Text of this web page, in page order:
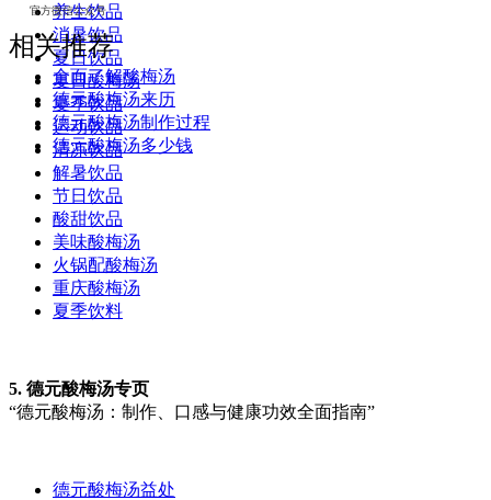
养生饮品
消暑饮品
夏日饮品
夏日酸梅汤
夏季饮品
运动饮品
清凉饮品
解暑饮品
节日饮品
酸甜饮品
美味酸梅汤
火锅配酸梅汤
重庆酸梅汤
夏季饮料
5. 德元酸梅汤专页
“德元酸梅汤：制作、口感与健康功效全面指南”
德元酸梅汤益处
官方微信公众号
相关推荐
全面了解酸梅汤
德元酸梅汤来历
德元酸梅汤制作过程
德元酸梅汤多少钱